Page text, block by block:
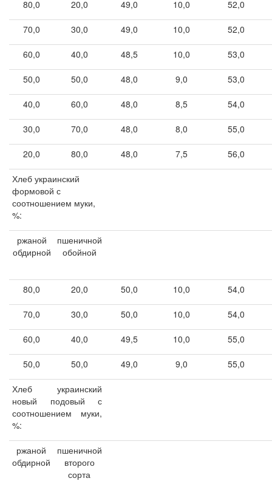
80,0 20,0 49,0 10,0 52,0
70,0 30,0 49,0 10,0 52,0
60,0 40,0 48,5 10,0 53,0
50,0 50,0 48,0 9,0 53,0
40,0 60,0 48,0 8,5 54,0
30,0 70,0 48,0 8,0 55,0
20,0 80,0 48,0 7,5 56,0
Хлеб украинский
формовой с
соотношением муки,
%:
ржаной
обдирной
пшеничной
обойной
80,0 20,0 50,0 10,0 54,0
70,0 30,0 50,0 10,0 54,0
60,0 40,0 49,5 10,0 55,0
50,0 50,0 49,0 9,0 55,0
Хлеб украинский
новый подовый с
соотношением муки,
%:
ржаной
обдирной
пшеничной
второго
сорта